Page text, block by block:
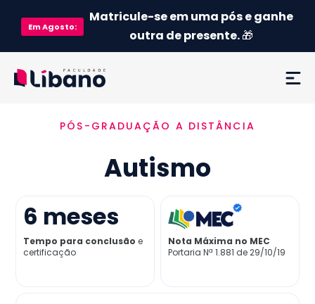
EmAgosto:
Matricule-se em uma pós e ganhe
outra de presente.🎁
Ementa
Como funciona
Credenciamento MEC
Preço
PÓS-GRADUAÇÃO A DISTÂNCIA
Autismo
6 meses
Tempo para conclusão e
certificação
Nota Máxima no MEC
Portaria Nª 1.881 de 29/10/19